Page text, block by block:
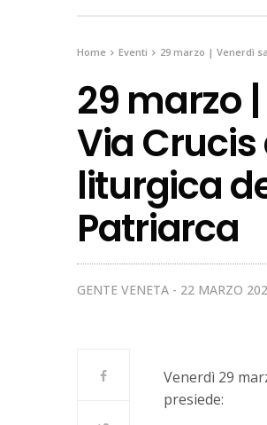
Home Eventi 29 marzo | Venerdì
29 marzo
Via Crucis
liturgica
Patriarca
GENTE VENETA 22 MARZO
Venerdì 29
presiede: